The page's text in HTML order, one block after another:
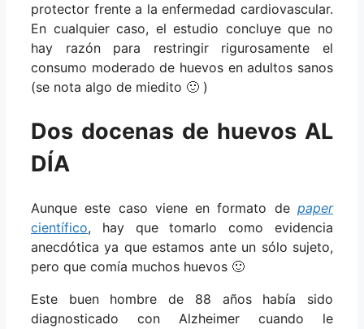
protector frente a la enfermedad cardiovascular.
En cualquier caso, el estudio concluye que no
hay razón para restringir rigurosamente el
consumo moderado de huevos en adultos sanos
(se nota algo de miedito 🙂 )
Dos docenas de huevos AL
DÍA
Aunque este caso viene en formato de paper
científico, hay que tomarlo como evidencia
anecdótica ya que estamos ante un sólo sujeto,
pero que comía muchos huevos 🙂
Este buen hombre de 88 años había sido
diagnosticado con Alzheimer cuando le